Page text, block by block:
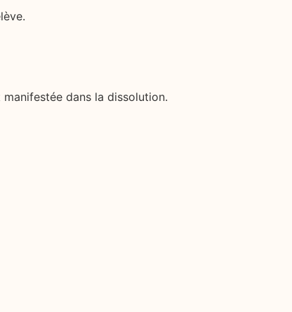
manifestée dans la dissolution.